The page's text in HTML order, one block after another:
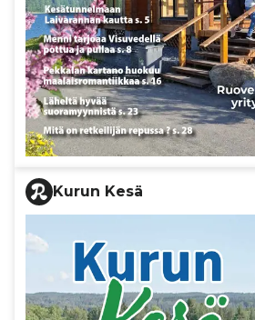
Kurun Kesä